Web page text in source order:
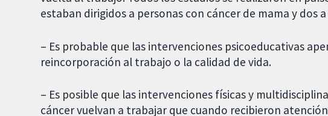
estaban dirigidos a personas con cáncer de mama y dos
– Es probable que las intervenciones psicoeducativas
reincorporación al trabajo o la calidad de vida.
– Es posible que las intervenciones físicas y
cáncer vuelvan a trabajar que cuando recibieron